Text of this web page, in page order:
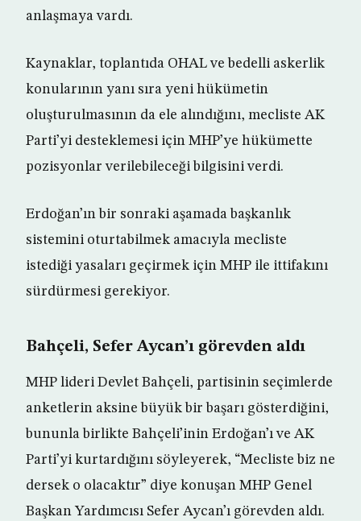
anlaşmaya vardı.
Kaynaklar, toplantıda OHAL ve bedelli askerlik
konularının yanı sıra yeni hükümetin
oluşturulmasının da ele alındığını, mecliste AK
Parti’yi desteklemesi için MHP’ye hükümette
pozisyonlar verilebileceği bilgisini verdi.
Erdoğan’ın bir sonraki aşamada başkanlık
sistemini oturtabilmek amacıyla mecliste
istediği yasaları geçirmek için MHP ile ittifakını
sürdürmesi gerekiyor.
Bahçeli, Sefer Aycan’ı görevden aldı
MHP lideri Devlet Bahçeli, partisinin seçimlerde
anketlerin aksine büyük bir başarı gösterdiğini,
bununla birlikte Bahçeli’inin Erdoğan’ı ve AK
Parti’yi kurtardığını söyleyerek, “Mecliste biz ne
dersek o olacaktır” diye konuşan MHP Genel
Başkan Yardımcısı Sefer Aycan’ı görevden aldı.